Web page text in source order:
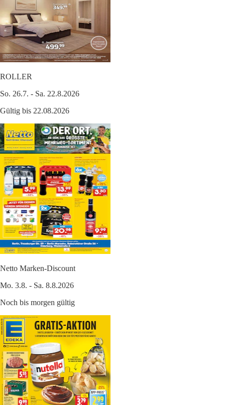
ROLLER
So. 26.7. - Sa. 22.8.2026
Gültig bis 22.08.2026
Netto Marken-Discount
Mo. 3.8. - Sa. 8.8.2026
Noch bis morgen gültig